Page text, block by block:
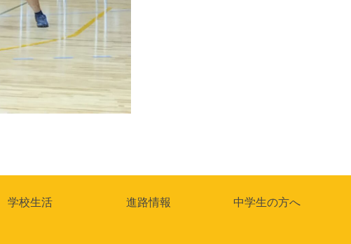
学校生活 進路情報 中学生の方へ